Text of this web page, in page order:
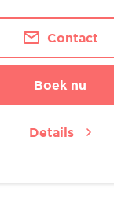
Contact
Boek nu
Details